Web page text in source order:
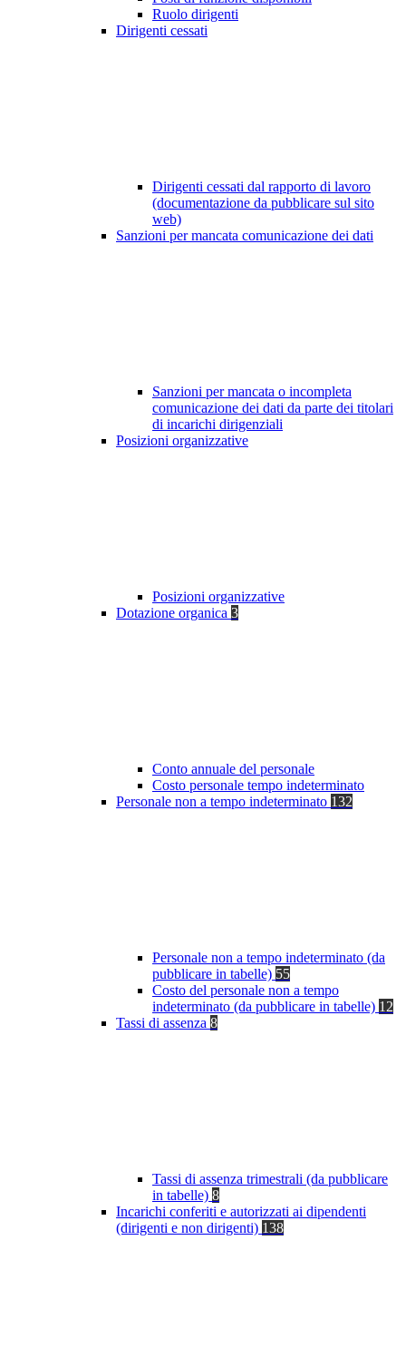
Ruolo dirigenti
Dirigenti cessati
Dirigenti cessati dal rapporto di lavoro
(documentazione da pubblicare sul sito
web)
Sanzioni per mancata comunicazione dei dati
Sanzioni per mancata o incompleta
comunicazione dei dati da parte dei titolari
di incarichi dirigenziali
Posizioni organizzative
Posizioni organizzative
Dotazione organica 3
Conto annuale del personale
Costo personale tempo indeterminato
Personale non a tempo indeterminato 132
Personale non a tempo indeterminato (da
pubblicare in tabelle) 55
Costo del personale non a tempo
indeterminato (da pubblicare in tabelle) 12
Tassi di assenza 8
Tassi di assenza trimestrali (da pubblicare
in tabelle) 8
Incarichi conferiti e autorizzati ai dipendenti
(dirigenti e non dirigenti) 138